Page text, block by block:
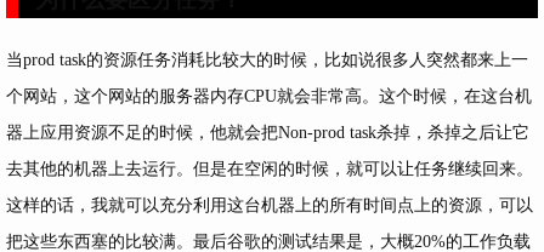
当prod task的资源任务消耗比较大的时候，比如说很多人突然都来上一
个网站，这个网站的服务器内存CPU就会非常高。这个时候，在这台机
器上应用资源不足的时候，他就会把Non-prod task杀掉，杀掉之后让它
去其他的机器上去运行。但是在空闲的时候，就可以让任务继续回来。
这样的话，我就可以充分利用这台机器上的所有时间点上的资源，可以
把这些东西塞的比较满。最后谷歌的测试结果是，大概20%的工作负载